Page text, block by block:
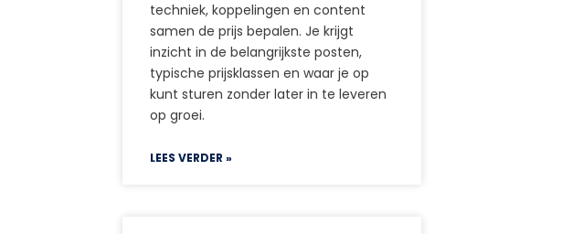
techniek, koppelingen en content
samen de prijs bepalen. Je krijgt
inzicht in de belangrijkste posten,
typische prijsklassen en waar je op
kunt sturen zonder later in te leveren
op groei.
LEES VERDER »